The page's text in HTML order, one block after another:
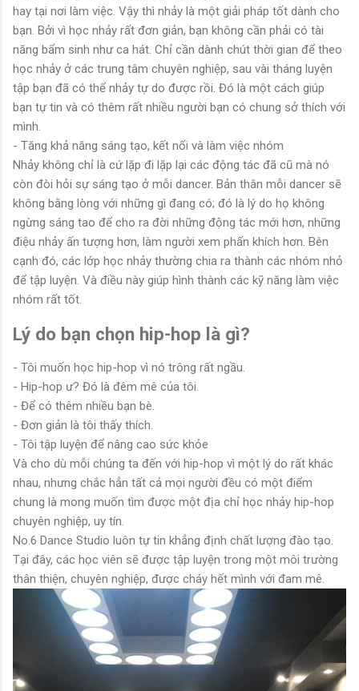
hay tại nơi làm việc. Vậy thì nhảy là một giải pháp tốt dành cho
bạn. Bởi vì học nhảy rất đơn giản, bạn không cần phải có tài
năng bẩm sinh như ca hát. Chỉ cần dành chút thời gian để theo
học nhảy ở các trung tâm chuyên nghiệp, sau vài tháng luyện
tập bạn đã có thể nhảy tự do được rồi. Đó là một cách giúp
bạn tự tin và có thêm rất nhiều người bạn có chung sở thích với
mình.
- Tăng khả năng sáng tạo, kết nối và làm việc nhóm
Nhảy không chỉ là cứ lặp đi lặp lại các động tác đã cũ mà nó
còn đòi hỏi sự sáng tạo ở mỗi dancer. Bản thân mỗi dancer sẽ
không bằng lòng với những gì đang có; đó là lý do họ không
ngừng sáng tao để cho ra đời những động tác mới hơn, những
điệu nhảy ấn tượng hơn, làm người xem phấn khích hơn. Bên
cạnh đó, các lớp học nhảy thường chia ra thành các nhóm nhỏ
để tập luyện. Và điều này giúp hình thành các kỹ năng làm việc
nhóm rất tốt.
Lý do bạn chọn hip-hop là gì?
- Tôi muốn học hip-hop vì nó trông rất ngầu.
- Hip-hop ư? Đó là đêm mê của tôi.
- Để có thêm nhiều bạn bè.
- Đơn giản là tôi thấy thích.
- Tôi tập luyện để nâng cao sức khỏe
Và cho dù mỗi chúng ta đến với hip-hop vì một lý do rất khác
nhau, nhưng chắc hẳn tất cả mọi người đều có một điểm
chung là mong muốn tìm được một địa chỉ học nhảy hip-hop
chuyên nghiệp, uy tín.
No.6 Dance Studio luôn tự tin khẳng định chất lượng đào tạo.
Tại đây, các học viên sẽ được tập luyện trong một môi trường
thân thiện, chuyên nghiệp, được cháy hết mình với đam mê.